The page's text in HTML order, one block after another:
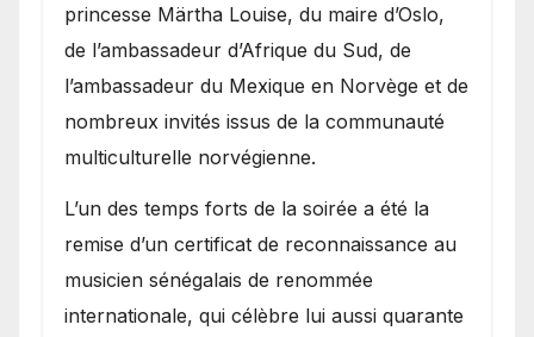
princesse Märtha Louise, du maire d’Oslo,
de l’ambassadeur d’Afrique du Sud, de
l’ambassadeur du Mexique en Norvège et de
nombreux invités issus de la communauté
multiculturelle norvégienne.
​L’un des temps forts de la soirée a été la
remise d’un certificat de reconnaissance au
musicien sénégalais de renommée
internationale, qui célèbre lui aussi quarante